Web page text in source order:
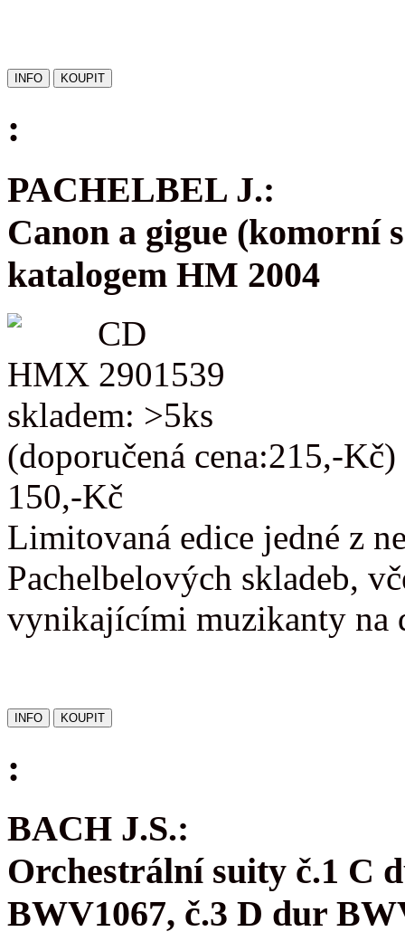
:
PACHELBEL J.:
Canon a gigue (komorní
katalogem HM 2004
CD
HMX 2901539
skladem: >5ks
(doporučená cena:215,-Kč)
150,-Kč
Limitovaná edice jedné z
Pachelbelových skladeb,
vynikajícími muzikanty na
:
BACH J.S.:
Orchestrální suity č.1 C
BWV1067, č.3 D dur